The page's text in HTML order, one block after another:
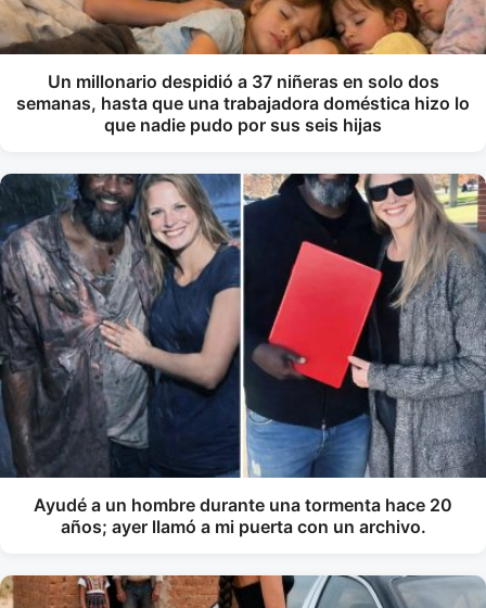
Un millonario despidió a 37 niñeras en solo dos
semanas, hasta que una trabajadora doméstica hizo lo
que nadie pudo por sus seis hijas
Ayudé a un hombre durante una tormenta hace 20
años; ayer llamó a mi puerta con un archivo.